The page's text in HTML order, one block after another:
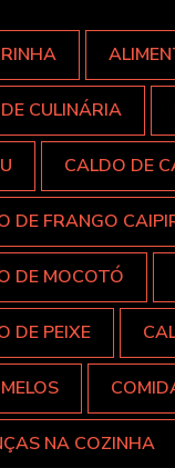
CULINÁRIA
CALDO DE
DE FRANGO
DE MOCOTÓ
DE PEIXE
NA COZINHA